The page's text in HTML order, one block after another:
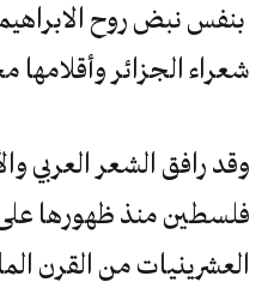
بنفس نبض روح
شعراء الجزائر
وقد رافق الشعر العربي
فلسطين منذ ظهورها على
العشرينيات من القرن